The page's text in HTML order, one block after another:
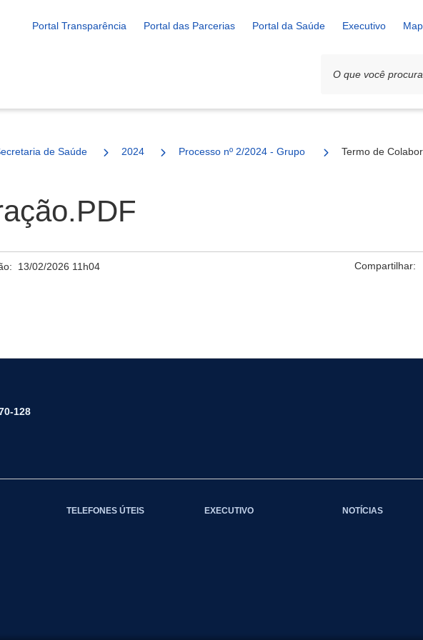
Portal Transparência Portal das Parcerias Portal da Saúde Executivo
de Saúde 2024 Processo nº 2/2024 - Grupo de Ajuda aos Animais de
Termo de
13/02/2026 11h04 Compartilhar:
128
TELEFONES ÚTEIS EXECUTIVO NOTÍCIAS